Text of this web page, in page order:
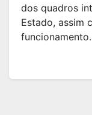
dos quadros
Estado, assim